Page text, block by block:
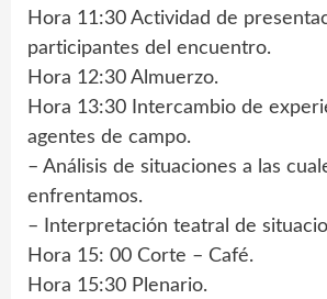
Hora 11:30 Actividad de
participantes del encuentro.
Hora 12:30 Almuerzo.
Hora 13:30 Intercambio de
agentes de campo.
– Análisis de situaciones a las
enfrentamos.
– Interpretación teatral de
Hora 15: 00 Corte – Café.
Hora 15:30 Plenario.